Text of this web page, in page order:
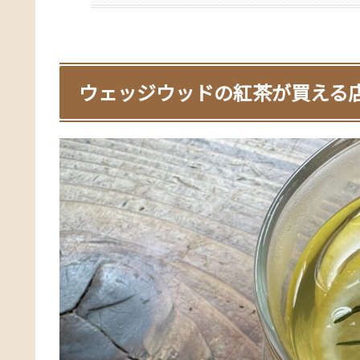
ウェッジウッドの紅茶が買える